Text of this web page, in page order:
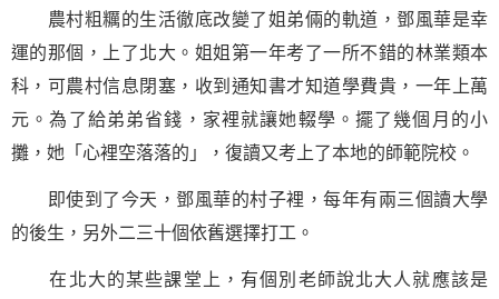
農村粗糲的生活徹底改變了姐弟倆的軌道，鄧風華是幸
運的那個，上了北大。姐姐第一年考了一所不錯的林業類本
科，可農村信息閉塞，收到通知書才知道學費貴，一年上萬
元。為了給弟弟省錢，家裡就讓她輟學。擺了幾個月的小
攤，她「心裡空落落的」，復讀又考上了本地的師範院校。
即使到了今天，鄧風華的村子裡，每年有兩三個讀大學
的後生，另外二三十個依舊選擇打工。
在北大的某些課堂上，有個別老師說北大人就應該是